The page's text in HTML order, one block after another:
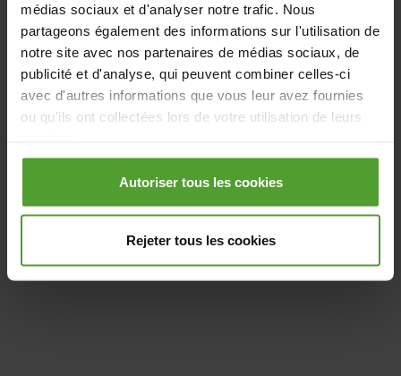
médias sociaux et d'analyser notre trafic. Nous
partageons également des informations sur l'utilisation de
notre site avec nos partenaires de médias sociaux, de
publicité et d'analyse, qui peuvent combiner celles-ci
avec d'autres informations que vous leur avez fournies
ou qu'ils ont collectées lors de votre utilisation de leurs
En cliquant sur le bouton «Rejeter tous les cookies»,
vous pouvez choisir de refuser tous les cookies à
nécessaires sont nécessaires au bon fonctionnement du
ou des sites Internet et des applications et ne peuvent
Autoriser tous les cookies
Rejeter tous les cookies
Pour quelle adresse voulez-vous faire votre
simulation ?*
Je ne souhaite pas faire de simulation,je préfère qu’un
directement chez moi pour me conseiller.
Sans engagement.